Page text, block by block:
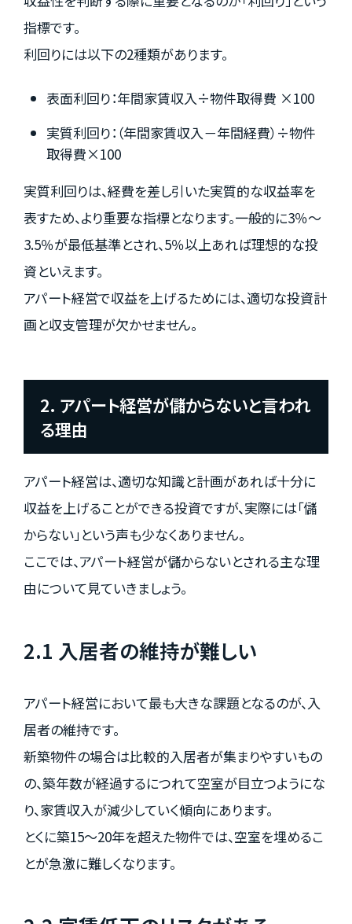
指標です。
利回りには以下の2種類があります。
表面利回り：年間家賃収入÷物件取得費 ×100
実質利回り：（年間家賃収入－年間経費）÷物件
取得費×100
実質利回りは、経費を差し引いた実質的な収益率を
表すため、より重要な指標となります。一般的に3％～
3.5％が最低基準とされ、5％以上あれば理想的な投
資といえます。
アパート経営で収益を上げるためには、適切な投資計
画と収支管理が欠かせません。
2. アパート経営が儲からないと言われ
る理由
アパート経営は、適切な知識と計画があれば十分に
収益を上げることができる投資ですが、実際には「儲
からない」という声も少なくありません。
ここでは、アパート経営が儲からないとされる主な理
由について見ていきましょう。
2.1 入居者の維持が難しい
アパート経営において最も大きな課題となるのが、入
居者の維持です。
新築物件の場合は比較的入居者が集まりやすいもの
の、築年数が経過するにつれて空室が目立つようにな
り、家賃収入が減少していく傾向にあります。
とくに築15～20年を超えた物件では、空室を埋めるこ
とが急激に難しくなります。